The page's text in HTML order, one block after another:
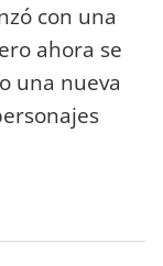
con una
ahora se
una nueva